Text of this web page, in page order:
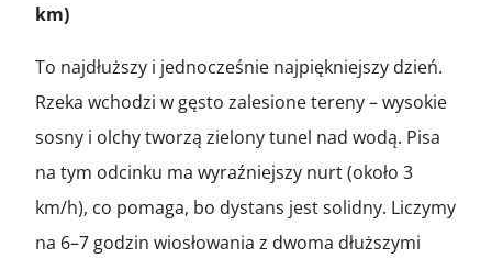
km)
To najdłuższy i jednocześnie najpiękniejszy dzień.
Rzeka wchodzi w gęsto zalesione tereny – wysokie
sosny i olchy tworzą zielony tunel nad wodą. Pisa
na tym odcinku ma wyraźniejszy nurt (około 3
km/h), co pomaga, bo dystans jest solidny. Liczymy
na 6–7 godzin wiosłowania z dwoma dłuższymi